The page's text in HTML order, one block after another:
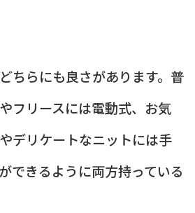
ちらにも良さがあります。普
フリースには電動式、お気
デリケートなニットには手
ができるように両方持っている